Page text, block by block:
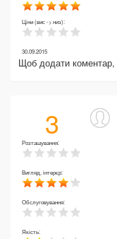
Ціни (вис -> низ):
30.09.2015
Щоб додати коментар,
3
Розташування:
Вигляд, інтерєр:
Обслуговування:
Якість: